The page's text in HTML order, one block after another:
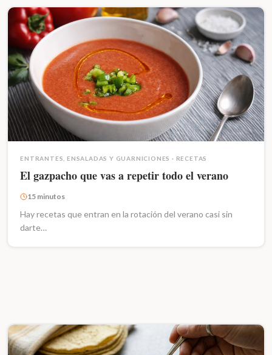
ENTRANTES, ENSALADAS Y GUARNICIONES · RECETAS
El gazpacho que vas a repetir todo el verano
15 minutos
Hay recetas que entran en la rotación del verano casi sin
darte…